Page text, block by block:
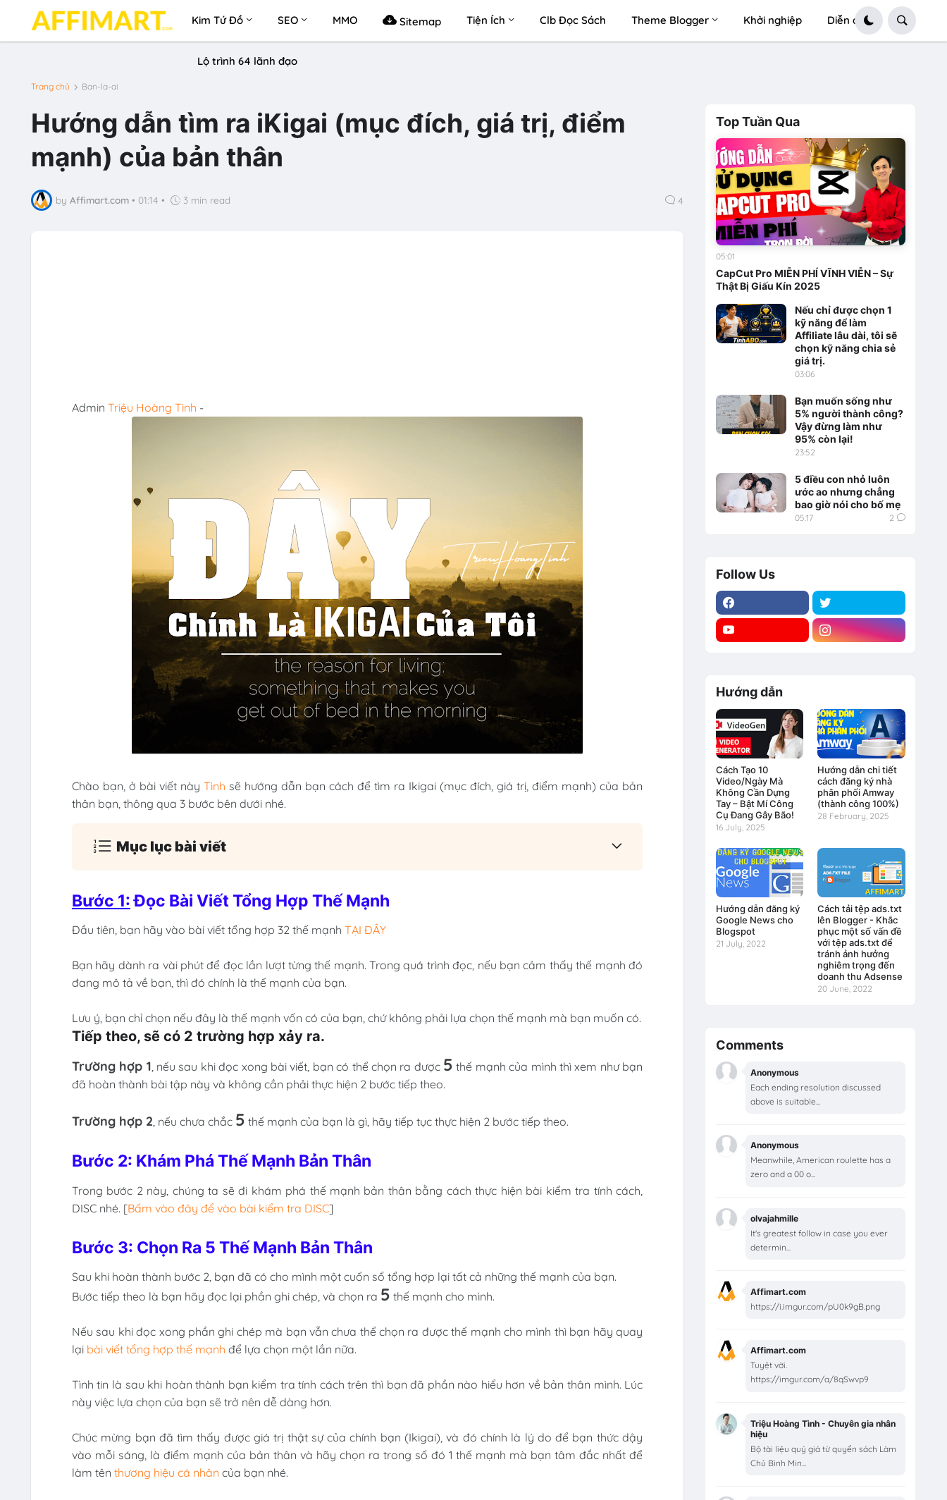
Kim Tứ Đồ SEO MMO Sitemap Tiện Ích Clb Đọc Sách Theme Blogger Khởi nghiệp Diễn đàn
Lộ trình 64 lãnh đạo
Trang chủ Ban-la-ai
Hướng dẫn tìm ra iKigai (mục đích, giá trị, điểm
mạnh) của bản thân
by Affimart.com • 01:14 • 3 min read 4
Admin Triệu Hoàng Tình -
Chào bạn, ở bài viết này Tình sẽ hướng dẫn bạn cách để tìm ra Ikigai (mục đích, giá trị, điểm mạnh) của bản
thân bạn, thông qua 3 bước bên dưới nhé.
Mục lục bài viết
Bước 1:Đọc Bài Viết Tổng Hợp Thế Mạnh
Đầu tiên, bạn hãy vào bài viết tổng hợp 32 thế mạnh TẠI ĐÂY
Bạn hãy dành ra vài phút để đọc lần lượt từng thế mạnh. Trong quá trình đọc, nếu bạn cảm thấy thế mạnh đó
đang mô tả về bạn, thì đó chính là thế mạnh của bạn.
Lưu ý, bạn chỉ chọn nếu đây là thế mạnh vốn có của bạn, chứ không phải lựa chọn thế mạnh mà bạn muốn có.
Tiếp theo, sẽ có 2 trường hợp xảy ra.
Trường hợp 1, nếu sau khi đọc xong bài viết, bạn có thể chọn ra được 5 thế mạnh của mình thì xem như bạn
đã hoàn thành bài tập này và không cần phải thực hiện 2 bước tiếp theo.
Trường hợp 2, nếu chưa chắc 5 thế mạnh của bạn là gì, hãy tiếp tục thực hiện 2 bước tiếp theo.
Bước 2: Khám Phá Thế Mạnh Bản Thân
Trong bước 2 này, chúng ta sẽ đi khám phá thế mạnh bản thân bằng cách thực hiện bài kiểm tra tính cách,
DISC nhé. [Bấm vào đây để vào bài kiểm tra DISC]
Bước 3: Chọn Ra 5 Thế Mạnh Bản Thân
Sau khi hoàn thành bước 2, bạn đã có cho mình một cuốn sổ tổng hợp lại tất cả những thế mạnh của bạn.
Bước tiếp theo là bạn hãy đọc lại phần ghi chép, và chọn ra 5 thế mạnh cho mình.
Nếu sau khi đọc xong phần ghi chép mà bạn vẫn chưa thể chọn ra được thế mạnh cho mình thì bạn hãy quay
lại bài viết tổng hợp thế mạnh để lựa chọn một lần nữa.
Tình tin là sau khi hoàn thành bạn kiểm tra tính cách trên thì bạn đã phần nào hiểu hơn về bản thân mình. Lúc
này việc lựa chọn của bạn sẽ trở nên dễ dàng hơn.
Chúc mừng bạn đã tìm thấy được giá trị thật sự của chính bạn (Ikigai), và đó chính là lý do để bạn thức dậy
vào mỗi sáng, là điểm mạnh của bản thân và hãy chọn ra trong số đó 1 thế mạnh mà bạn tâm đắc nhất để
làm tên thương hiệu cá nhân của bạn nhé.
Top Tuần Qua
CapCut Pro MIỄN PHÍ VĨNH VIỄN – Sự
Thật Bị Giấu Kín 2025
05:01
Nếu chỉ được chọn 1
kỹ năng để làm
Affiliate lâu dài, tôi sẽ
chọn kỹ năng chia sẻ
giá trị.
03:06
Bạn muốn sống như
5% người thành công?
Vậy đừng làm như
95% còn lại!
23:52
5 điều con nhỏ luôn
ước ao nhưng chẳng
bao giờ nói cho bố mẹ
05:17 2
Follow Us
Hướng dẫn
Cách Tạo 10
Video/Ngày Mà
Không Cần Dựng
Tay – Bật Mí Công
Cụ Đang Gây Bão!
16 July, 2025
Hướng dẫn chi tiết
cách đăng ký nhà
phân phối Amway
(thành công 100%)
28 February, 2025
Hướng dẫn đăng ký
Google News cho
Blogspot
21 July, 2022
Cách tải tệp ads.txt
lên Blogger - Khắc
phục một số vấn đề
với tệp ads.txt để
tránh ảnh hưởng
nghiêm trọng đến
doanh thu Adsense
20 June, 2022
Comments
Anonymous
Each ending resolution discussed
above is suitable...
Anonymous
Meanwhile, American roulette has a
zero and a 00 o...
olvajahmille
It's greatest follow in case you ever
determin...
Affimart.com
https://i.imgur.com/pU0k9gB.png
Affimart.com
Tuyệt vời.
https://imgur.com/a/8qSwvp9
Triệu Hoàng Tình - Chuyên gia nhân
hiệu
Bộ tài liệu quý giá từ quyển sách Làm
Chủ Bình Min...